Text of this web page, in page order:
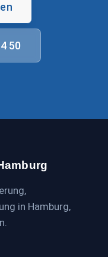
50
in Hamburg,